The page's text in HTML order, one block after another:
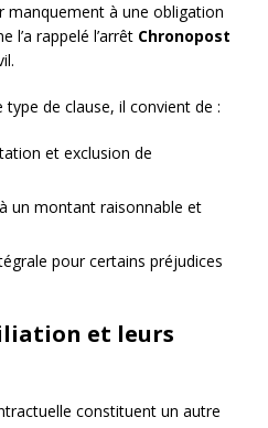
manquement à une obligation
l’a rappelé l’arrêt Chronopost
de clause, il convient de :
et exclusion de
un montant raisonnable et
pour certains préjudices
et leurs
constituent un autre